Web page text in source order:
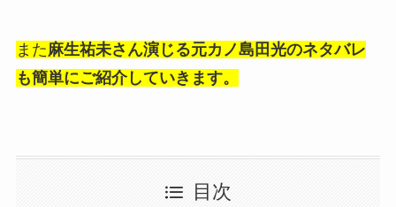
また麻生祐未さん演じる元カノ島田光のネタバレ
も簡単にご紹介していきます。
目次